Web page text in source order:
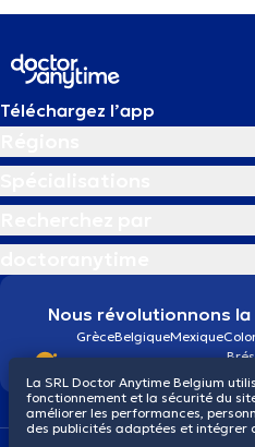
Téléchargez l’app
Nous révolutionnons
GrèceBelgiqueMexique
La SRL Doctor Anytime Belgium
fonctionnement et la sécurité du
améliorer les performances,
des publicités adaptées et intégrer